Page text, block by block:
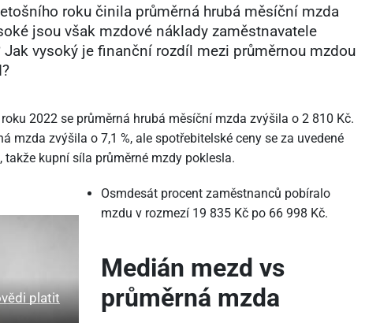
roku činila průměrná hrubá měsíční mzda
jsou však mzdové náklady zaměstnavatele
Jak vysoký je finanční rozdíl mezi průměrnou mzdou
2022 se průměrná hrubá měsíční mzda zvýšila o 2 810 Kč.
mzda zvýšila o 7,1 %, ale spotřebitelské ceny se za uvedené
takže kupní síla průměrné mzdy poklesla.
platit
Osmdesát procent zaměstnanců pobíralo
mzdu v rozmezí 19 835 Kč po 66 998 Kč.
Medián mezd vs
průměrná mzda